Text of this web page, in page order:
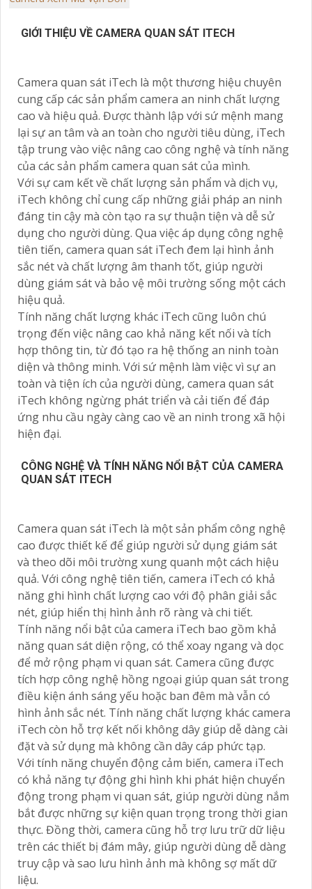
GIỚI THIỆU VỀ CAMERA QUAN SÁT ITECH
Camera quan sát iTech là một thương hiệu chuyên
cung cấp các sản phẩm camera an ninh chất lượng
cao và hiệu quả. Được thành lập với sứ mệnh mang
lại sự an tâm và an toàn cho người tiêu dùng, iTech
tập trung vào việc nâng cao công nghệ và tính năng
của các sản phẩm camera quan sát của mình.
Với sự cam kết về chất lượng sản phẩm và dịch vụ,
iTech không chỉ cung cấp những giải pháp an ninh
đáng tin cậy mà còn tạo ra sự thuận tiện và dễ sử
dụng cho người dùng. Qua việc áp dụng công nghệ
tiên tiến, camera quan sát iTech đem lại hình ảnh
sắc nét và chất lượng âm thanh tốt, giúp người
dùng giám sát và bảo vệ môi trường sống một cách
hiệu quả.
Tính năng chất lượng khác iTech cũng luôn chú
trọng đến việc nâng cao khả năng kết nối và tích
hợp thông tin, từ đó tạo ra hệ thống an ninh toàn
diện và thông minh. Với sứ mệnh làm việc vì sự an
toàn và tiện ích của người dùng, camera quan sát
iTech không ngừng phát triển và cải tiến để đáp
ứng nhu cầu ngày càng cao về an ninh trong xã hội
hiện đại.
CÔNG NGHỆ VÀ TÍNH NĂNG NỔI BẬT CỦA CAMERA
QUAN SÁT ITECH
Camera quan sát iTech là một sản phẩm công nghệ
cao được thiết kế để giúp người sử dụng giám sát
và theo dõi môi trường xung quanh một cách hiệu
quả. Với công nghệ tiên tiến, camera iTech có khả
năng ghi hình chất lượng cao với độ phân giải sắc
nét, giúp hiển thị hình ảnh rõ ràng và chi tiết.
Tính năng nổi bật của camera iTech bao gồm khả
năng quan sát diện rộng, có thể xoay ngang và dọc
để mở rộng phạm vi quan sát. Camera cũng được
tích hợp công nghệ hồng ngoại giúp quan sát trong
điều kiện ánh sáng yếu hoặc ban đêm mà vẫn có
hình ảnh sắc nét. Tính năng chất lượng khác camera
iTech còn hỗ trợ kết nối không dây giúp dễ dàng cài
đặt và sử dụng mà không cần dây cáp phức tạp.
Với tính năng chuyển động cảm biến, camera iTech
có khả năng tự động ghi hình khi phát hiện chuyển
động trong phạm vi quan sát, giúp người dùng nắm
bắt được những sự kiện quan trọng trong thời gian
thực. Đồng thời, camera cũng hỗ trợ lưu trữ dữ liệu
trên các thiết bị đám mây, giúp người dùng dễ dàng
truy cập và sao lưu hình ảnh mà không sợ mất dữ
liệu.